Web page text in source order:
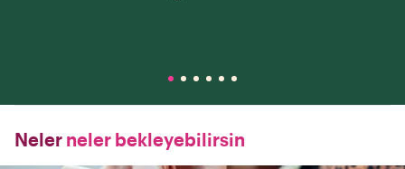
Neler neler bekleyebilirsin